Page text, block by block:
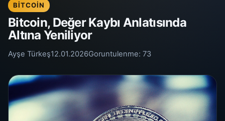
BITCOIN
Bitcoin, Değer Kaybı Anlatısında
Altına Yeniliyor
Ayşe Türkeş12.01.2026Goruntulenme: 73